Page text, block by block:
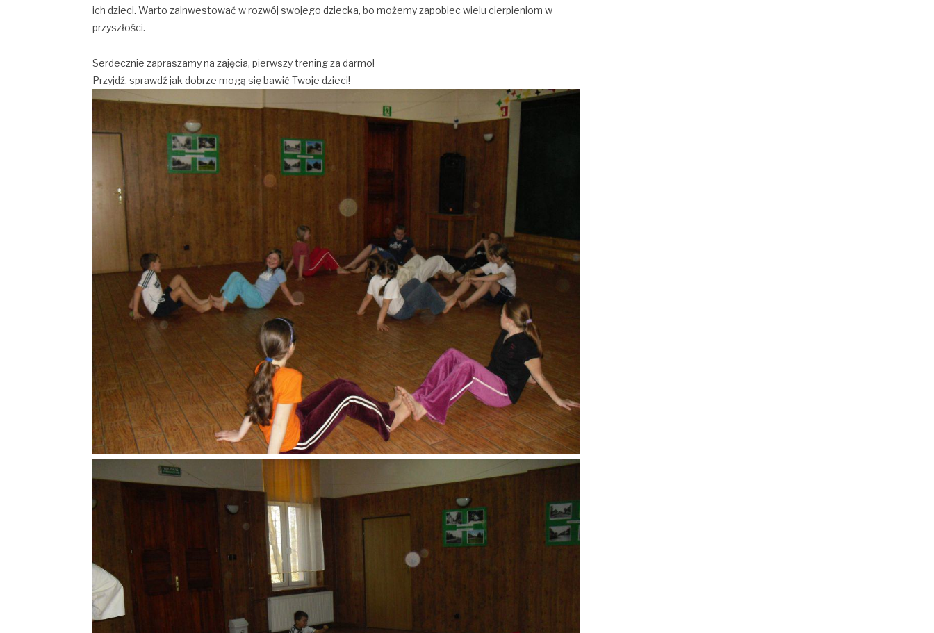
ich dzieci. Warto zainwestować w rozwój swojego dziecka, bo możemy zapobiec wielu cierpieniom w
przyszłości.
Serdecznie zapraszamy na zajęcia, pierwszy trening za darmo!
Przyjdź, sprawdź jak dobrze mogą się bawić Twoje dzieci!